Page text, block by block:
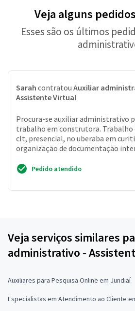
Veja alguns
Esses são os últimos
Sarah contratou Auxiliar
Assistente Virtual
Procura-se auxiliar administrativo
trabalho em construtora. Trabalho
clt, presencial, no uberaba em
organização de documentação
Pedido atendido
Veja serviços similares
administrativo -
Auxiliares para Pesquisa Online em Jundiaí
Especialistas em Atendimento ao Cliente